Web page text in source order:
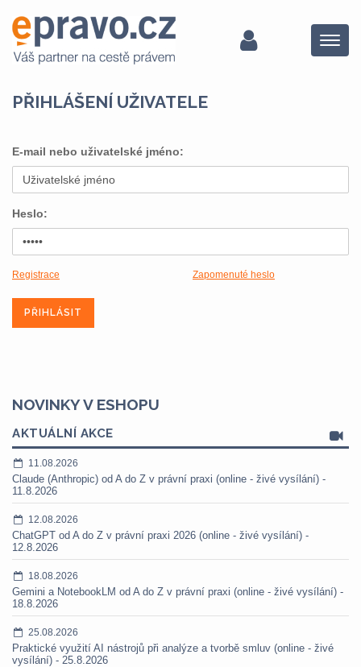
Menu
PŘIHLÁŠENÍ UŽIVATELE
E-mail nebo uživatelské jméno:
Heslo:
Registrace Zapomenuté heslo
NOVINKY V ESHOPU
AKTUÁLNÍ AKCE
11.08.2026
Claude (Anthropic) od A do Z v právní praxi (online - živé vysílání) -
11.8.2026
12.08.2026
ChatGPT od A do Z v právní praxi 2026 (online - živé vysílání) -
12.8.2026
18.08.2026
Gemini a NotebookLM od A do Z v právní praxi (online - živé vysílání) -
18.8.2026
25.08.2026
Praktické využití AI nástrojů při analýze a tvorbě smluv (online - živé
vysílání) - 25.8.2026